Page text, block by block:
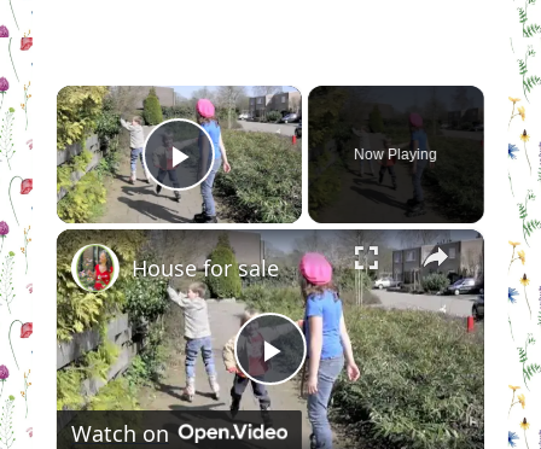
×
Play Video
Now Playing
×
Play
House for sale
Watch on